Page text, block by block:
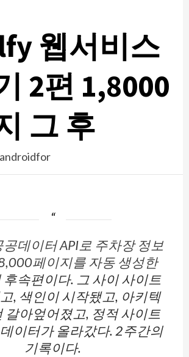
웹서비스
2편 1,8000
그 후
androidfor
공데이터 API로 주차장 정보
페이지를 자동 생성한
후속편이다. 그 사이 사이트
, 색인이 시작됐고, 아키텍
갈아엎어졌고, 정적 사이트
이터가 올라갔다. 2주간의
기록이다.